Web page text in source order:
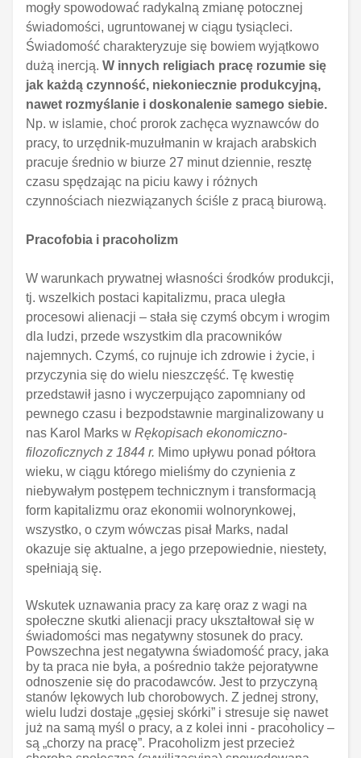
mogły spowodować radykalną zmianę potocznej
świadomości, ugruntowanej w ciągu tysiącleci.
Świadomość charakteryzuje się bowiem wyjątkowo
dużą inercją. W innych religiach pracę rozumie się
jak każdą czynność, niekoniecznie produkcyjną,
nawet rozmyślanie i doskonalenie samego siebie.
Np. w islamie, choć prorok zachęca wyznawców do
pracy, to urzędnik-muzułmanin w krajach arabskich
pracuje średnio w biurze 27 minut dziennie, resztę
czasu spędzając na piciu kawy i różnych
czynnościach niezwiązanych ściśle z pracą biurową.
Pracofobia i pracoholizm
W warunkach prywatnej własności środków produkcji,
tj. wszelkich postaci kapitalizmu, praca uległa
procesowi alienacji – stała się czymś obcym i wrogim
dla ludzi, przede wszystkim dla pracowników
najemnych. Czymś, co rujnuje ich zdrowie i życie, i
przyczynia się do wielu nieszczęść. Tę kwestię
przedstawił jasno i wyczerpująco zapomniany od
pewnego czasu i bezpodstawnie marginalizowany u
nas Karol Marks w Rękopisach ekonomiczno-
filozoficznych z 1844 r. Mimo upływu ponad półtora
wieku, w ciągu którego mieliśmy do czynienia z
niebywałym postępem technicznym i transformacją
form kapitalizmu oraz ekonomii wolnorynkowej,
wszystko, o czym wówczas pisał Marks, nadal
okazuje się aktualne, a jego przepowiednie, niestety,
spełniają się.
Wskutek uznawania pracy za karę oraz z wagi na
społeczne skutki alienacji pracy ukształtował się w
świadomości mas negatywny stosunek do pracy.
Powszechna jest negatywna świadomość pracy, jaka
by ta praca nie była, a pośrednio także pejoratywne
odnoszenie się do pracodawców. Jest to przyczyną
stanów lękowych lub chorobowych. Z jednej strony,
wielu ludzi dostaje „gęsiej skórki” i stresuje się nawet
już na samą myśl o pracy, a z kolei inni - pracoholicy –
są „chorzy na pracę”. Pracoholizm jest przecież